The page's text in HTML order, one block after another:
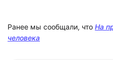
Ранее мы сообщали, что На
человека